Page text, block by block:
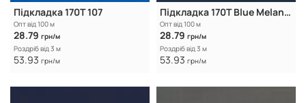
Підкладка 170Т 107
Опт від 100 м
28.79 грн/м
Роздріб від 3 м
53.93 грн/м
Підкладка 170T Blue Melancholy
Опт від 100 м
28.79 грн/м
Роздріб від 3 м
53.93 грн/м